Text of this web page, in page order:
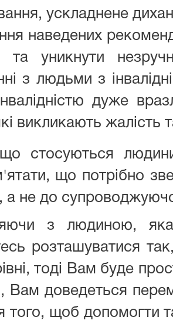
ускладнене
наведених
та уникнути
з людьми з
дуже
викликають жалість
стосуються
що потрібно
а не до
з людиною, яка
розташуватися
тоді Вам буде
доведеться
того, щоб допомогти